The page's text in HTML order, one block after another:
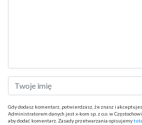
Gdy dodasz komentarz, potwierdzasz, że znasz i
Administratorem danych jest x-kom sp. z o.o. w
aby dodać komentarz. Zasady przetwarzania opisujemy